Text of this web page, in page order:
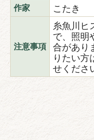
作家 こたき
注意事項
糸魚川ヒ
で、照明
合があり
りたい方
せくださ